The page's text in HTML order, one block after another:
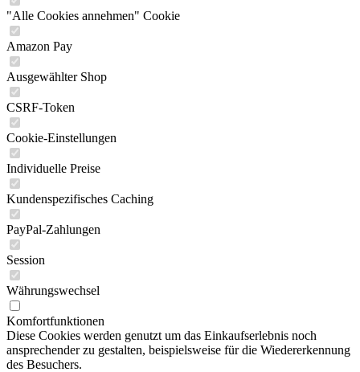
"Alle Cookies annehmen" Cookie
Amazon Pay
Ausgewählter Shop
CSRF-Token
Cookie-Einstellungen
Individuelle Preise
Kundenspezifisches Caching
PayPal-Zahlungen
Session
Währungswechsel
Komfortfunktionen
Diese Cookies werden genutzt um das Einkaufserlebnis noch
ansprechender zu gestalten, beispielsweise für die Wiedererkennung
des Besuchers.